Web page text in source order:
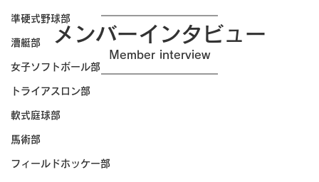
準硬式野球部
漕艇部
女子ソフトボール部
トライアスロン部
軟式庭球部
馬術部
フィールドホッケー部
メンバーインタビュー
Member interview